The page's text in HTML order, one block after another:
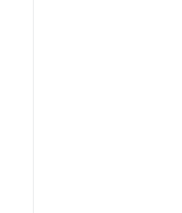
Contoh
Perubahan
apa pun" berarti
termasuk peta
jika peta spesifik
Untuk
Contoh berikut
Contoh ini tidak